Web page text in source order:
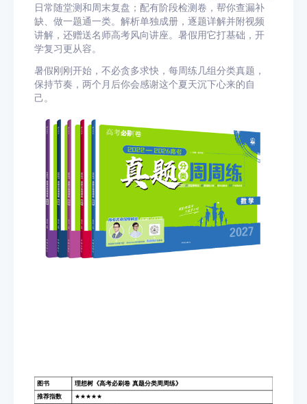
日常随堂测和周末复盘；配有阶段检测卷，帮你查漏补
缺、做一题通一类。解析单独成册，逐题详解并附视频
讲解，还赠送名师高考风向讲座。暑假用它打基础，开
学复习更从容。
暑假刚刚开始，不必贪多求快，每周练几组分类真题，
保持节奏，两个月后你会感谢这个夏天沉下心来的自
己。